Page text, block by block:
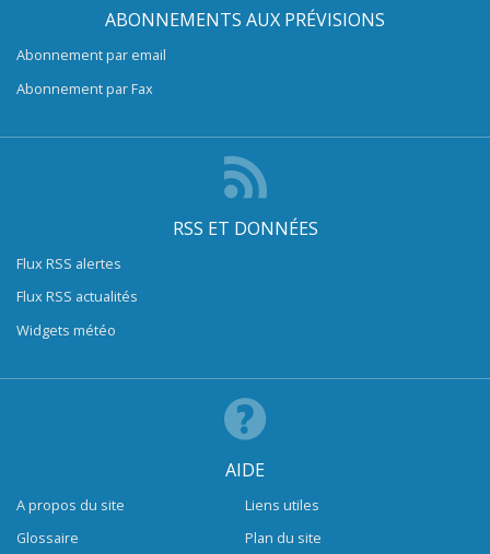
ABONNEMENTS AUX PRÉVISIONS
Abonnement par email
Abonnement par Fax
RSS ET DONNÉES
Flux RSS alertes
Flux RSS actualités
Widgets météo
AIDE
A propos du site
Glossaire
Liens utiles
Plan du site